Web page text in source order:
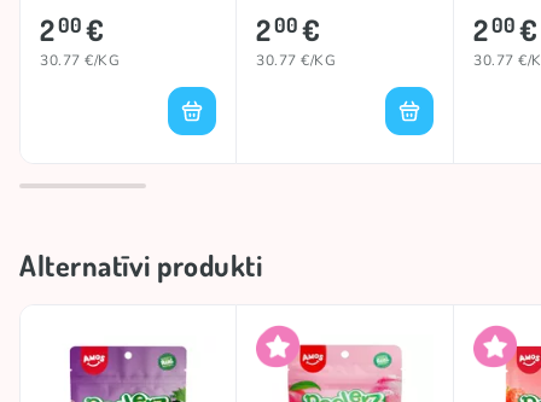
200€
30.77 €/KG
65g
200€
30.77 €/KG
65g
200€
30.77 €/
Alternatīvi produkti